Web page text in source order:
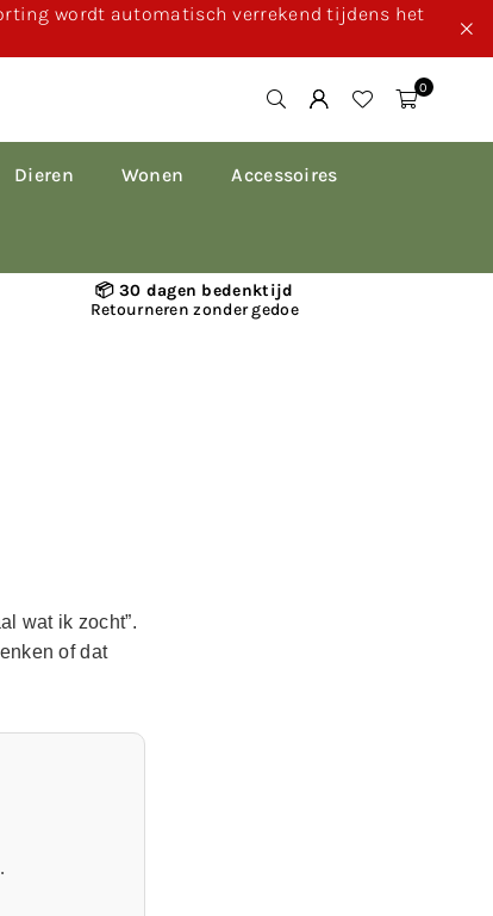
wordt automatisch verrekend tijdens het
0
Dieren Wonen Accessoires
📦 30 dagen bedenktijd
Retourneren zonder gedoe
wat ik zocht”.
of dat